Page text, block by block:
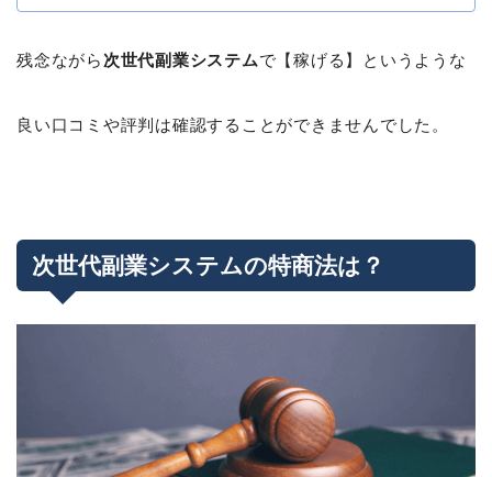
残念ながら次世代副業システムで【稼げる】というような
良い口コミや評判は確認することができませんでした。
次世代副業システムの特商法は？